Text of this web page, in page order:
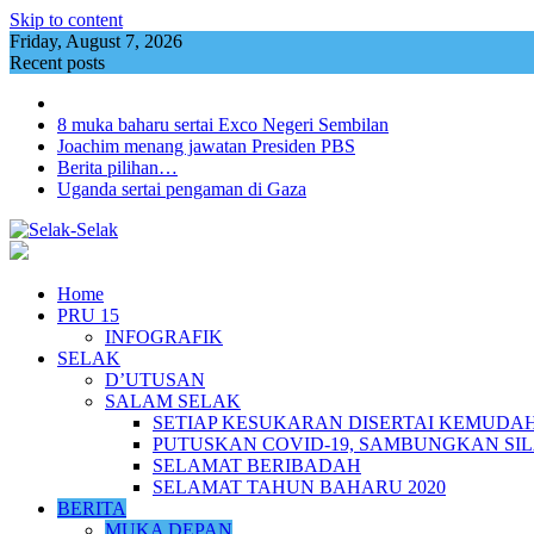
Skip to content
Friday, August 7, 2026
Recent posts
8 muka baharu sertai Exco Negeri Sembilan
Joachim menang jawatan Presiden PBS
Berita pilihan…
Uganda sertai pengaman di Gaza
Home
PRU 15
INFOGRAFIK
SELAK
D’UTUSAN
SALAM SELAK
SETIAP KESUKARAN DISERTAI
PUTUSKAN COVID-19, SAMBUNGKAN
SELAMAT BERIBADAH
SELAMAT TAHUN BAHARU 2020
BERITA
MUKA DEPAN